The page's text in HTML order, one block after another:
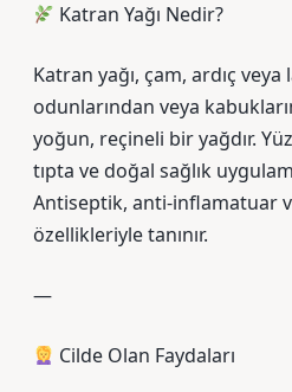
Katran Yağı Nedir?
Katran yağı, çam, ardıç
odunlarından veya
yoğun, reçineli bir yağdır.
tıpta ve doğal sağlık
Antiseptik, anti-inflamatuar
özellikleriyle tanınır.
—
Cilde Olan Faydaları